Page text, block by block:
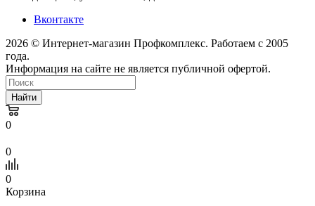
Вконтакте
2026 © Интернет-магазин Профкомплекс. Работаем с 2005
года.
Информация на сайте не является публичной офертой.
Найти
0
0
0
Корзина